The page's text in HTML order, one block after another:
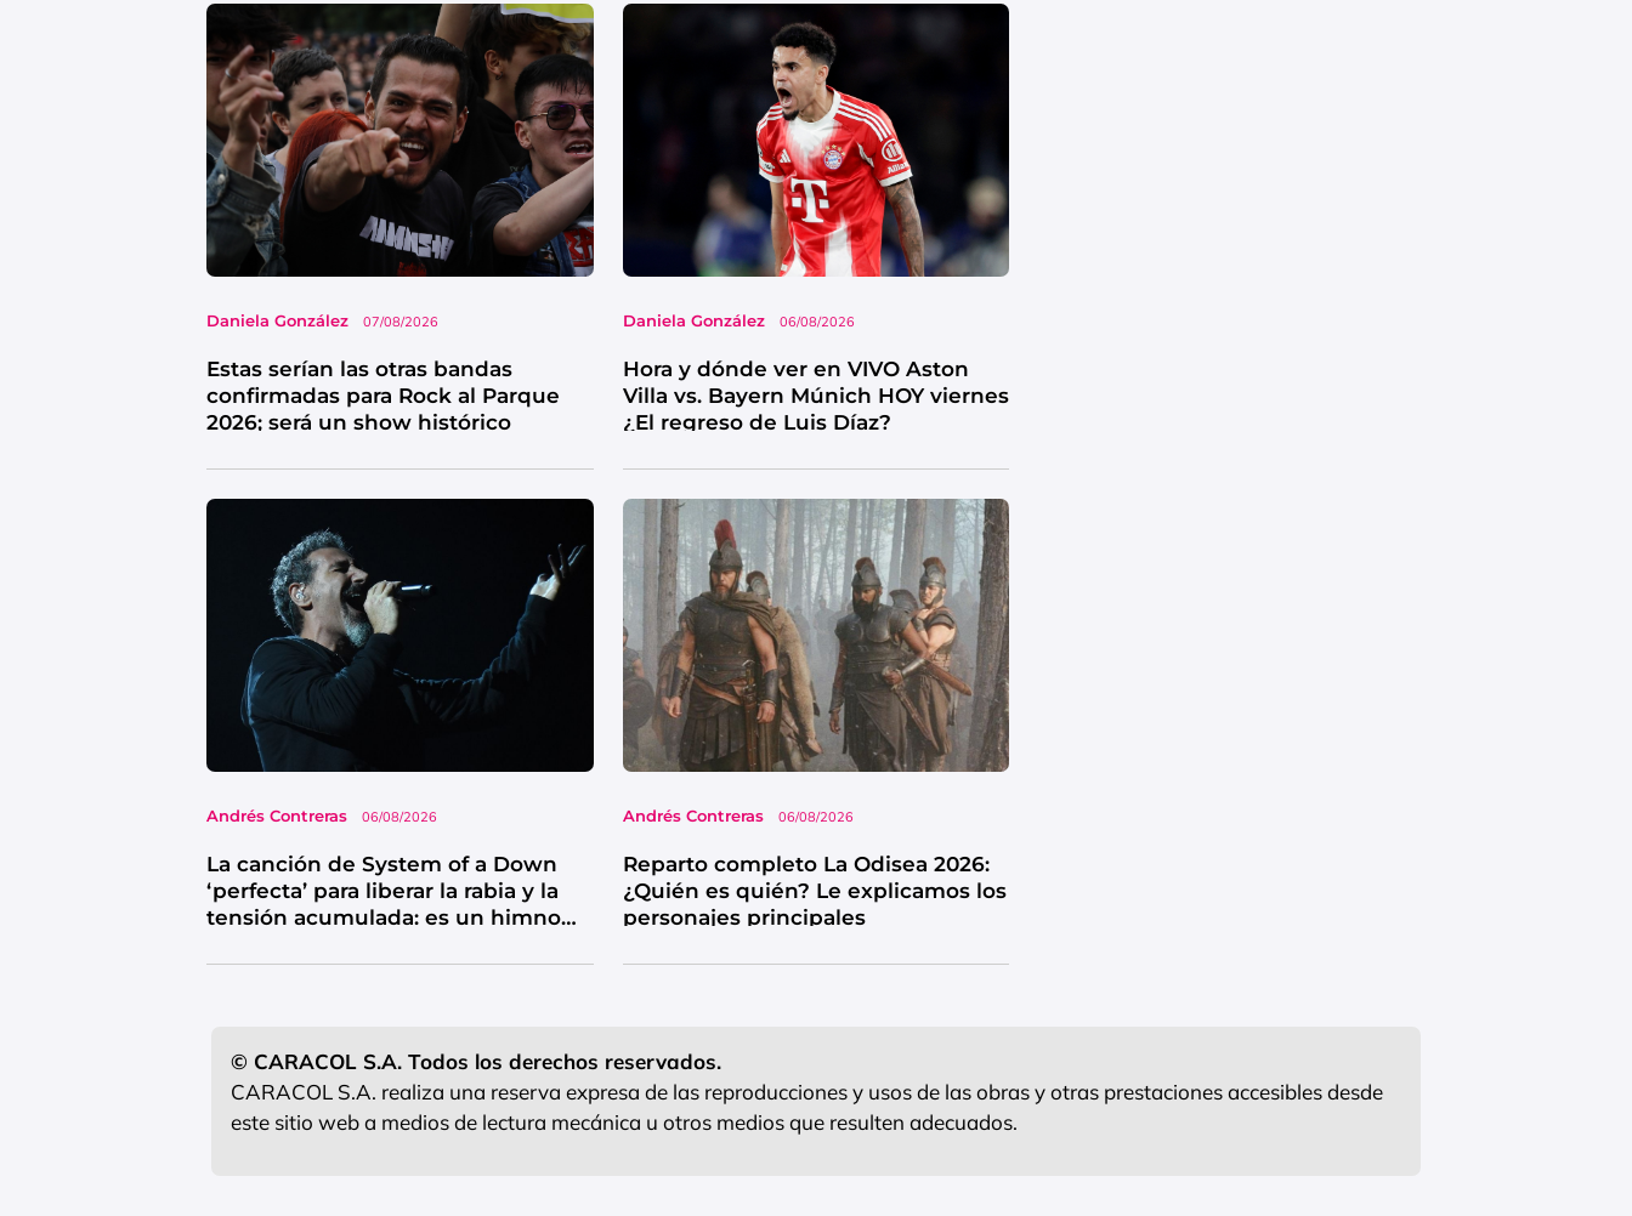
Daniela González 07/08/2026
Estas serían las otras bandas
confirmadas para Rock al Parque
2026; será un show histórico
Daniela González 06/08/2026
Hora y dónde ver en VIVO Aston
Villa vs. Bayern Múnich HOY viernes
¿El regreso de Luis Díaz?
Andrés Contreras 06/08/2026
La canción de System of a Down
‘perfecta’ para liberar la rabia y la
tensión acumulada: es un himno
Andrés Contreras 06/08/2026
Reparto completo La Odisea 2026:
¿Quién es quién? Le explicamos los
personajes principales
© CARACOL S.A. Todos los derechos reservados.
CARACOL S.A. realiza una reserva expresa de las reproducciones y usos de las obras y otras prestaciones accesibles desde
este sitio web a medios de lectura mecánica u otros medios que resulten adecuados.